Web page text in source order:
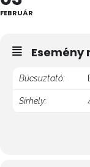
FEBRUÁR
Esemény
Búcsuztató:
Sírhely: